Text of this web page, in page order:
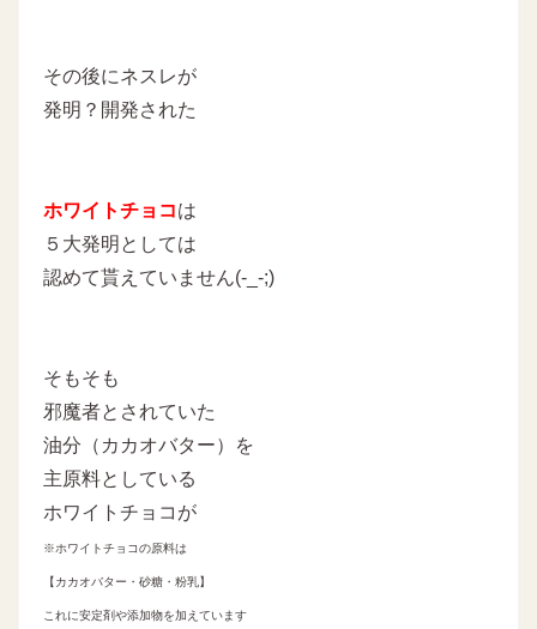
その後にネスレが
発明？開発された
ホワイトチョコは
５大発明としては
認めて貰えていません(-_-;)
そもそも
邪魔者とされていた
油分（カカオバター）を
主原料としている
ホワイトチョコが
※ホワイトチョコの原料は
【カカオバター・砂糖・粉乳】
これに安定剤や添加物を加えています